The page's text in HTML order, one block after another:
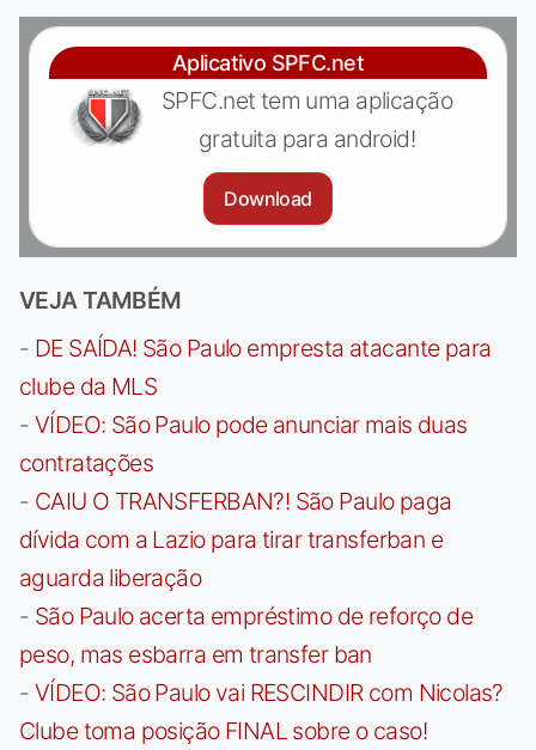
Aplicativo SPFC.net
SPFC.net tem uma aplicação
gratuita para android!
Download
VEJA TAMBÉM
- DE SAÍDA! São Paulo empresta atacante para
clube da MLS
- VÍDEO: São Paulo pode anunciar mais duas
contratações
- CAIU O TRANSFERBAN?! São Paulo paga
dívida com a Lazio para tirar transferban e
aguarda liberação
- São Paulo acerta empréstimo de reforço de
peso, mas esbarra em transfer ban
- VÍDEO: São Paulo vai RESCINDIR com Nicolas?
Clube toma posição FINAL sobre o caso!